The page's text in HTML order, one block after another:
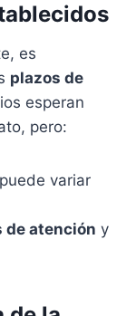
es
plazos de
esperan
pero:
puede variar
de atención y